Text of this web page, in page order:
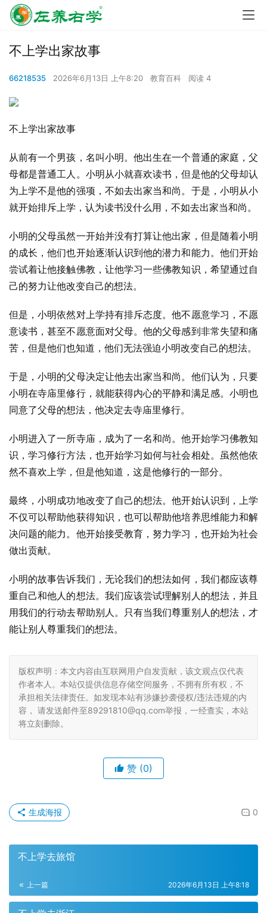
不上学出家故事
66218535 2026年6月13日 上午8:20 教育百科 阅读 4
不上学出家故事
从前有一个男孩，名叫小明。他出生在一个普通的家庭，父
母都是普通工人。小明从小就喜欢读书，但是他的父母却认
为上学不是他的强项，不如去出家当和尚。于是，小明从小
就开始排斥上学，认为读书没什么用，不如去出家当和尚。
小明的父母虽然一开始并没有打算让他出家，但是随着小明
的成长，他们也开始逐渐认识到他的潜力和能力。他们开始
尝试着让他接触佛教，让他学习一些佛教知识，希望通过自
己的努力让他改变自己的想法。
但是，小明依然对上学持有排斥态度。他不愿意学习，不愿
意读书，甚至不愿意面对父母。他的父母感到非常失望和痛
苦，但是他们也知道，他们无法强迫小明改变自己的想法。
于是，小明的父母决定让他去出家当和尚。他们认为，只要
小明在寺庙里修行，就能获得内心的平静和满足感。小明也
同意了父母的想法，他决定去寺庙里修行。
小明进入了一所寺庙，成为了一名和尚。他开始学习佛教知
识，学习修行方法，也开始学习如何与社会相处。虽然他依
然不喜欢上学，但是他知道，这是他修行的一部分。
最终，小明成功地改变了自己的想法。他开始认识到，上学
不仅可以帮助他获得知识，也可以帮助他培养思维能力和解
决问题的能力。他开始接受教育，努力学习，也开始为社会
做出贡献。
小明的故事告诉我们，无论我们的想法如何，我们都应该尊
重自己和他人的想法。我们应该尝试理解别人的想法，并且
用我们的行动去帮助别人。只有当我们尊重别人的想法，才
能让别人尊重我们的想法。
版权声明：本文内容由互联网用户自发贡献，该文观点仅代表
作者本人。本站仅提供信息存储空间服务，不拥有所有权，不
承担相关法律责任。如发现本站有涉嫌抄袭侵权/违法违规的内
容， 请发送邮件至89291810@qq.com举报，一经查实，本站
将立刻删除。
赞 (0)
0
生成海报
不上学去旅馆
上一篇 2026年6月13日 上午8:18